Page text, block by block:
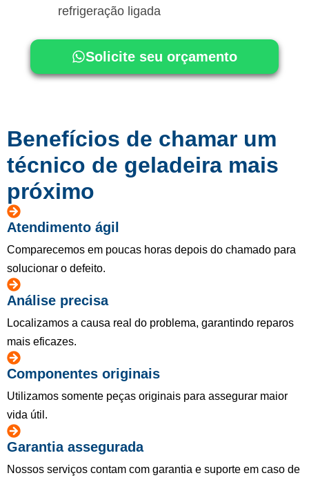
refrigeração ligada
Solicite seu orçamento
Benefícios de chamar um
técnico de geladeira mais
próximo
Atendimento ágil
Comparecemos em poucas horas depois do chamado para
solucionar o defeito.
Análise precisa
Localizamos a causa real do problema, garantindo reparos
mais eficazes.
Componentes originais
Utilizamos somente peças originais para assegurar maior
vida útil.
Garantia assegurada
Nossos serviços contam com garantia e suporte em caso de